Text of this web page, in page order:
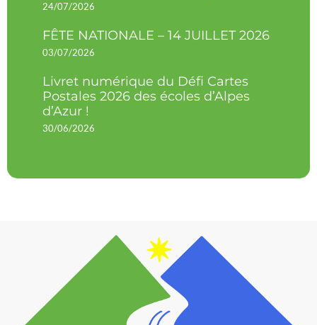
24/07/2026
FÊTE NATIONALE – 14 JUILLET 2026
03/07/2026
Livret numérique du Défi Cartes
Postales 2026 des écoles d’Alpes
d’Azur !
30/06/2026